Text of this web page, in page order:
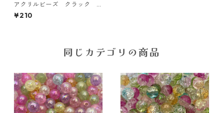
アクリルビーズ クラック
ラウンド8㎜ 100個入り【AB
‐ｃ08-02】
¥210
同じカテゴリの商品